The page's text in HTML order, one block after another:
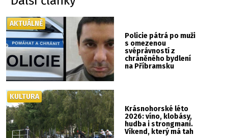
Policie pátrá po muži
s omezenou
svéprávností z
chráněného bydlení
na Příbramsku
AKTUÁLNĚ
Krásnohorské léto
2026: víno, klobásy,
hudba i strongmani.
Víkend, který má tah
KULTURA